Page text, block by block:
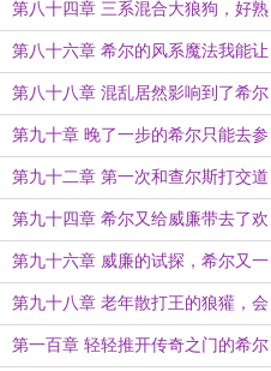
第八十四章 三系混合大狼狗，好熟
悉的味道
第八十六章 希尔的风系魔法我能让
人去学吗？
第八十八章 混乱居然影响到了希尔
第九十章 晚了一步的希尔只能去参
加葬礼了
第九十二章 第一次和查尔斯打交道
第九十四章 希尔又给威廉带去了欢
乐
第九十六章 威廉的试探，希尔又一
次过关了
第九十八章 老年散打王的狼獾，会
逼疯多少人？
第一百章 轻轻推开传奇之门的希尔